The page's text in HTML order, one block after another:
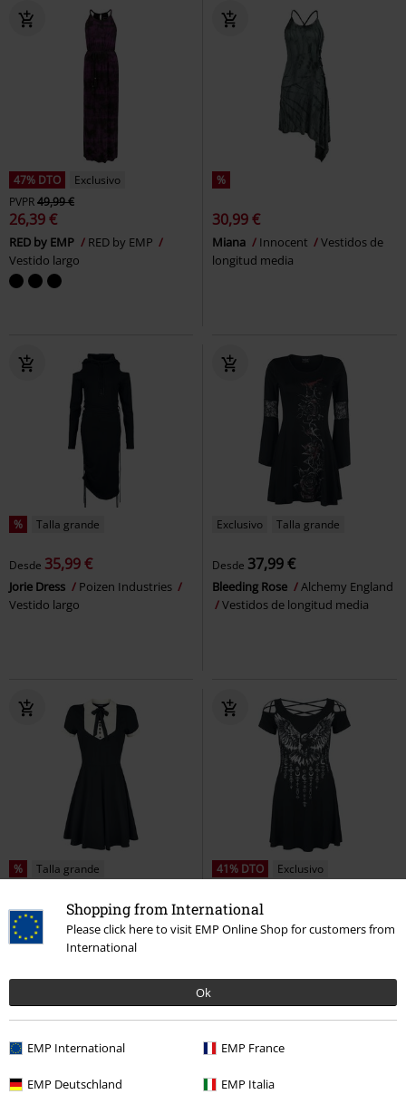
Shopping from International
Please click here to visit EMP Online Shop for customers from
International
Ok
EMP International EMP France
EMP Deutschland EMP Italia
47% DTO
Exclusivo
PVPR49,99 €
26,39 €
RED by EMP
RED by EMP
Vestido largo
%
30,99 €
Miana Innocent
Vestidos de
longitud media
% Talla grande
Desde 35,99 €
Jorie Dress
Poizen Industries
Vestido largo
Exclusivo Talla grande
Desde 37,99 €
Bleeding Rose
Alchemy England
Vestidos de longitud media
% Talla grande
Desde 50,99 €
In A Mood Jawbreaker
Vestido
Corto
41% DTO
Exclusivo
26,39 €
Raven
Black Premium by EMP